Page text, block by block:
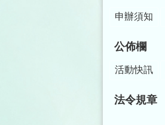
申辦須知
公佈欄
活動快訊
法令規章